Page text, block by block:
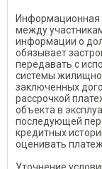
Информационная
между
информации о
обязывает
передавать с
системы
заключенных
рассрочкой
объекта в
последующей
кредитных
оценивать